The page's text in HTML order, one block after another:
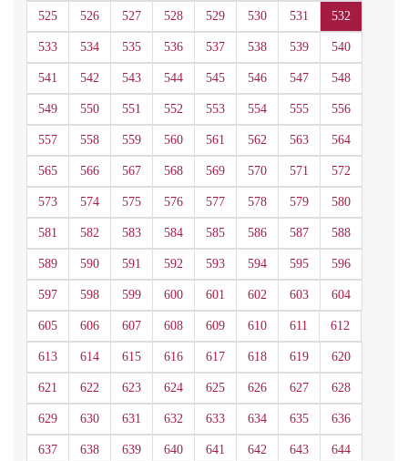
525 526 527 528 529 530 531 532
533 534 535 536 537 538 539 540
541 542 543 544 545 546 547 548
549 550 551 552 553 554 555 556
557 558 559 560 561 562 563 564
565 566 567 568 569 570 571 572
573 574 575 576 577 578 579 580
581 582 583 584 585 586 587 588
589 590 591 592 593 594 595 596
597 598 599 600 601 602 603 604
605 606 607 608 609 610 611 612
613 614 615 616 617 618 619 620
621 622 623 624 625 626 627 628
629 630 631 632 633 634 635 636
637 638 639 640 641 642 643 644